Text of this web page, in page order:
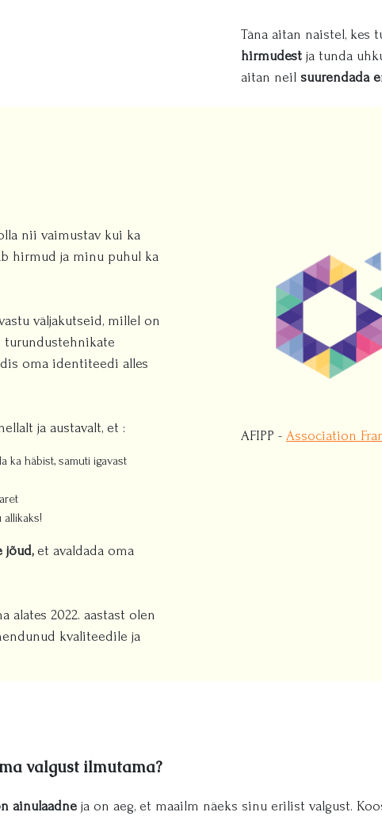
Täna aitan naistel, kes
hirmudest ja tunda
aitan neil suurendada
nii vaimustav kui ka
hirmud ja minu puhul ka
väljakutseid, millel on
oma identiteedi alles
ja austavalt, et :
ka häbist, samuti igavast
jõud,et avaldada oma
alates 2022. aastast olen
kvaliteedile ja
AFIPP - Association
valgust ilmutama?
ainulaadne ja on aeg, et maailm näeks sinu erilist valgust.